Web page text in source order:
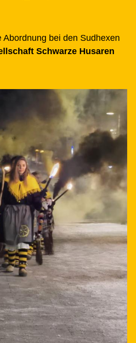
Abordnung bei den Sudhexen
Schwarze Husaren